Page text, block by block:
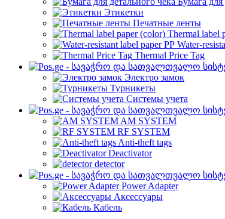
Этикетки
Печатные ленты
Thermal label
Water-
Thermal Price Tag
Электро замок
Турникеты
Cистемы учета
AM SYSTEM
RF SYSTEM
Anti-theft tags
Deactivator
detector
Power Adapter
Аксессуары
Кабель